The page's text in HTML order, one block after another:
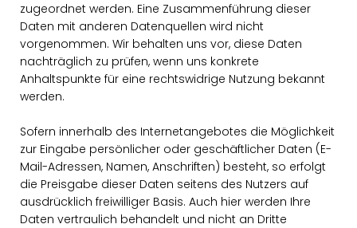
zugeordnet werden. Eine Zusammenführung dieser
Daten mit anderen Datenquellen wird nicht
vorgenommen. Wir behalten uns vor, diese Daten
nachträglich zu prüfen, wenn uns konkrete
Anhaltspunkte für eine rechtswidrige Nutzung bekannt
werden.
Sofern innerhalb des Internetangebotes die Möglichkeit
zur Eingabe persönlicher oder geschäftlicher Daten (E-
Mail-Adressen, Namen, Anschriften) besteht, so erfolgt
die Preisgabe dieser Daten seitens des Nutzers auf
ausdrücklich freiwilliger Basis. Auch hier werden Ihre
Daten vertraulich behandelt und nicht an Dritte